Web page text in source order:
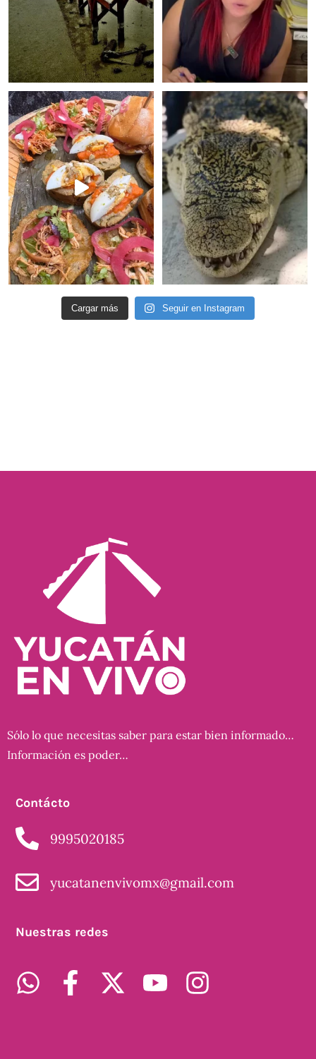
Cargar más Seguir en Instagram
Sólo lo que necesitas saber para estar bien informado…
Información es poder…
Contácto
9995020185
yucatanenvivomx@gmail.com
Nuestras redes